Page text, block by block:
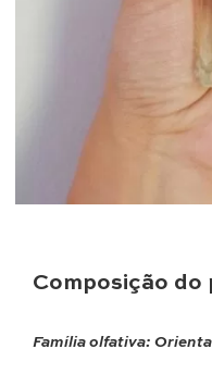
Composição do
Família olfativa: